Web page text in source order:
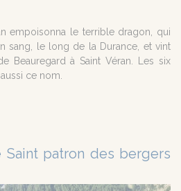
empoisonna le terrible dragon, qui
sang, le long de la Durance, et vint
Beauregard à Saint Véran. Les six
ce nom.
Saint patron des bergers